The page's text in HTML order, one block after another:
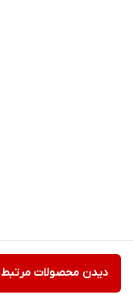
دیدن محصولات مرتبط